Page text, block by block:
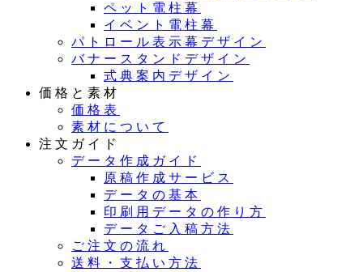
ペット電柱幕
イベント電柱幕
パトロール表示幕デザイン
バナースタンドデザイン
式典案内デザイン
価格と素材
価格表
素材について
注文ガイド
データ作成ガイド
原稿作成サービス
データの基本
印刷用データの作り方
データご入稿方法
ご注文の流れ
送料・支払い方法